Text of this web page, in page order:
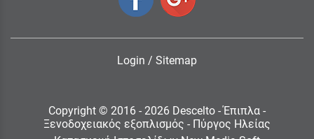
Login / Sitemap
Copyright © 2016 - 2026 Descelto - Έπιπλα -
Ξενοδοχειακός εξοπλισμός - Πύργος Ηλείας